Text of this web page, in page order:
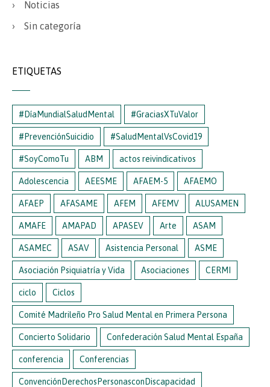
Noticias
Sin categoría
ETIQUETAS
#DíaMundialSaludMental #GraciasXTuValor
#PrevenciónSuicidio #SaludMentalVsCovid19
#SoyComoTu ABM actos reivindicativos
Adolescencia AEESME AFAEM-5 AFAEMO
AFAEP AFASAME AFEM AFEMV ALUSAMEN
AMAFE AMAPAD APASEV Arte ASAM
ASAMEC ASAV Asistencia Personal ASME
Asociación Psiquiatría y Vida Asociaciones CERMI
ciclo Ciclos
Comité Madrileño Pro Salud Mental en Primera Persona
Concierto Solidario Confederación Salud Mental España
conferencia Conferencias
ConvenciónDerechosPersonasconDiscapacidad